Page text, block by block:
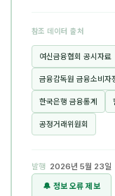
참조 데이터 출처
여신금융협회 공시자료
금융감독원 금융소비자
한국은행 금융통계
공정거래위원회
발행 2026년 5월 23일
🔔 정보 오류 제보